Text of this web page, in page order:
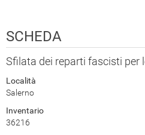
SCHEDA
Sfilata dei reparti fascisti per
Località
Salerno
Inventario
36216